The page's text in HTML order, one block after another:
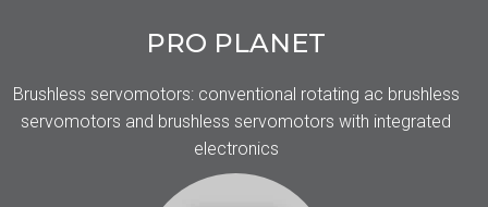
PRO PLANET
Brushless servomotors: conventional rotating ac brushless
servomotors and brushless servomotors with integrated
electronics